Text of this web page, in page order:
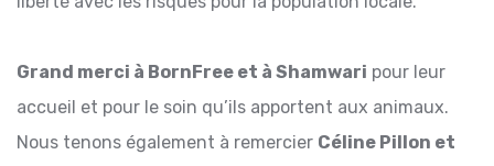
Grand merci à BornFree et à Shamwari pour leur
accueil et pour le soin qu’ils apportent aux animaux.
Nous tenons également à remercier Céline Pillon et